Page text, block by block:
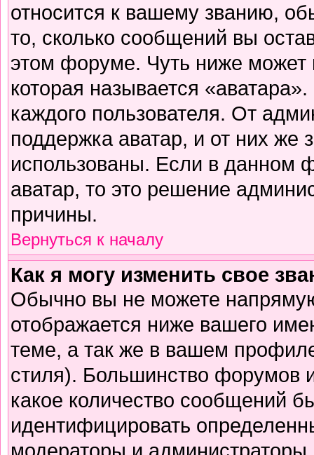
относится к вашему званию,
то, сколько сообщений вы
этом форуме. Чуть ниже может
которая называется
каждого пользователя. От
поддержка аватар, и от них же
использованы. Если в данном
аватар, то это решение
причины.
Вернуться к началу
Как я могу изменить свое
Обычно вы не можете
отображается ниже вашего
теме, а так же в вашем
стиля). Большинство форумов
какое количество сообщений
идентифицировать